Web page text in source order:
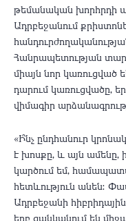
թեմանական խորհրդի
Ադրբեջանում
Հանրապետության
միայն նոր կառուցված
դարում կառուցվածը,
վիմագիր
«Ի՞նչ ընդհանուր
է խոսքը, և այն ամենը,
կարծում եմ,
հետևություն անեն։
Ադրբեջանի
երբ ցանկանում են